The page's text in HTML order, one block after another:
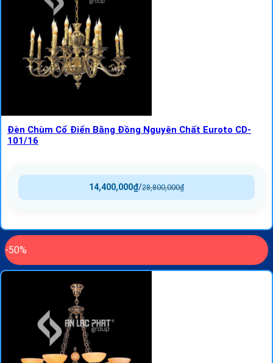
Đèn Chùm Cổ Điển Bằng Đồng Nguyên Chất Euroto CD-
101/16
28,800,000₫
/
14,400,000₫
-50%